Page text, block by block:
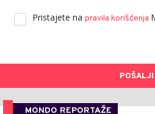
Pristajete na pravila korišćenja
POŠALJI
MONDO REPORTAŽE